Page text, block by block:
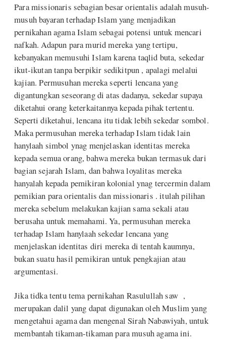
Para missionaris sebagian besar orientalis adalah musuh-
musuh bayaran terhadap Islam yang menjadikan
pernikahan agama Islam sebagai potensi untuk mencari
nafkah. Adapun para murid mereka yang tertipu,
kebanyakan memusuhi Islam karena taqlid buta, sekedar
ikut-ikutan tanpa berpikir sedikitpun , apalagi melalui
kajian. Permusuhan mereka seperti lencana yang
digantungkan seseorang di atas dadanya, sekedar supaya
diketahui orang keterkaitannya kepada pihak tertentu.
Seperti diketahui, lencana itu tidak lebih sekedar sombol.
Maka permusuhan mereka terhadap Islam tidak lain
hanylaah simbol ynag menjelaskan identitas mereka
kepada semua orang, bahwa mereka bukan termasuk dari
bagian sejarah Islam, dan bahwa loyalitas mereka
hanyalah kepada pemikiran kolonial ynag tercermin dalam
pemikian para orientalis dan missionaris . itulah pilihan
mereka sebelum melakukan kajian sama sekali atau
berusaha untuk memahami. Ya, permusuhan mereka
terhadap Islam hanylaah sekedar lencana yang
menjelaskan identitas diri mereka di tentah kaumnya,
bukan suatu hasil pemikiran untuk pengkajian atau
argumentasi.
Jika tidka tentu tema pernikahan Rasulullah saw ,
merupakan dalil yang dapat digunakan oleh Muslim yang
mengetahui agama dan mengenal Sirah Nabawiyah, untuk
membantah tikaman-tikaman para musuh agama ini.